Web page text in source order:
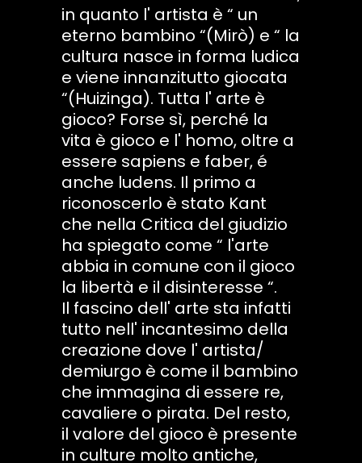
in quanto l' artista è “ un
eterno bambino “(Mirò) e “ la
cultura nasce in forma ludica
e viene innanzitutto giocata
“(Huizinga). Tutta l' arte è
gioco? Forse sì, perché la
vita è gioco e l' homo, oltre a
essere sapiens e faber, é
anche ludens. Il primo a
riconoscerlo è stato Kant
che nella Critica del giudizio
ha spiegato come “ l'arte
abbia in comune con il gioco
la libertà e il disinteresse “.
Il fascino dell' arte sta infatti
tutto nell' incantesimo della
creazione dove l' artista/
demiurgo è come il bambino
che immagina di essere re,
cavaliere o pirata. Del resto,
il valore del gioco è presente
in culture molto antiche,